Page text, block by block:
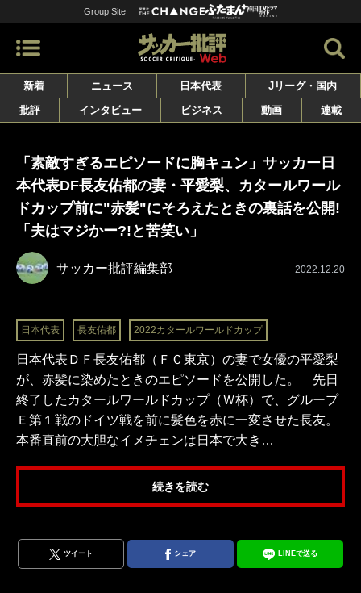
Group Site
新着 ニュース 日本代表
Jリーグ・国内
批評
インタビュー ビジネス 動画 連載
「素敵すぎるエピソードに胸キュン」サッカー日
本代表DF長友佑都の妻・平愛梨、カタールワール
ドカップ前に"赤髪"にそろえたときの裏話を公開!
「夫はマジかー?!と苦笑い」
サッカー批評編集部 2022.12.20
日本代表 長友佑都 2022カタールワールドカップ
日本代表ＤＦ長友佑都（ＦＣ東京）の妻で女優の平愛梨
が、赤髪に染めたときのエピソードを公開した。 先日
終了したカタールワールドカップ（Ｗ杯）で、グループ
Ｅ第１戦のドイツ戦を前に髪色を赤に一変させた長友。
本番直前の大胆なイメチェンは日本で大き…
続きを読む
ツイート シェア LINEで送る